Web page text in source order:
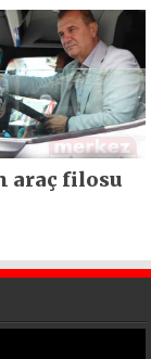
araç filosu